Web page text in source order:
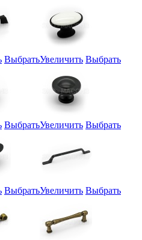
ВыбратьУвеличить Выбрать
ВыбратьУвеличить Выбрать
ВыбратьУвеличить Выбрать